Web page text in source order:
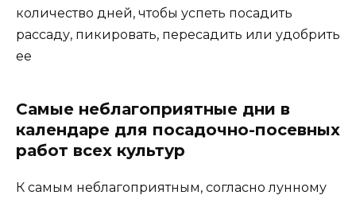
количество дней, чтобы успеть посадить
рассаду, пикировать, пересадить или удобрить
ее
Самые неблагоприятные дни в
календаре для посадочно-посевных
работ всех культур
К самым неблагоприятным, согласно лунному